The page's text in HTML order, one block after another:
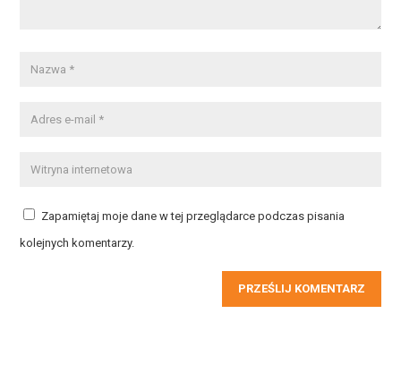
Zapamiętaj moje dane w tej przeglądarce podczas pisania
kolejnych komentarzy.
PRZEŚLIJ KOMENTARZ